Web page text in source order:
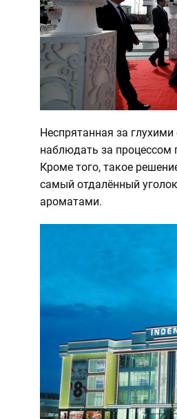
Неспрятанная за
наблюдать за процессом
Кроме того, такое
самый отдалённый
ароматами.